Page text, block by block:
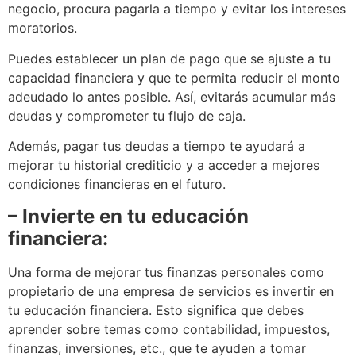
negocio, procura pagarla a tiempo y evitar los intereses
moratorios.
Puedes establecer un plan de pago que se ajuste a tu
capacidad financiera y que te permita reducir el monto
adeudado lo antes posible. Así, evitarás acumular más
deudas y comprometer tu flujo de caja.
Además, pagar tus deudas a tiempo te ayudará a
mejorar tu historial crediticio y a acceder a mejores
condiciones financieras en el futuro.
– Invierte en tu educación
financiera:
Una forma de mejorar tus finanzas personales como
propietario de una empresa de servicios es invertir en
tu educación financiera. Esto significa que debes
aprender sobre temas como contabilidad, impuestos,
finanzas, inversiones, etc., que te ayuden a tomar